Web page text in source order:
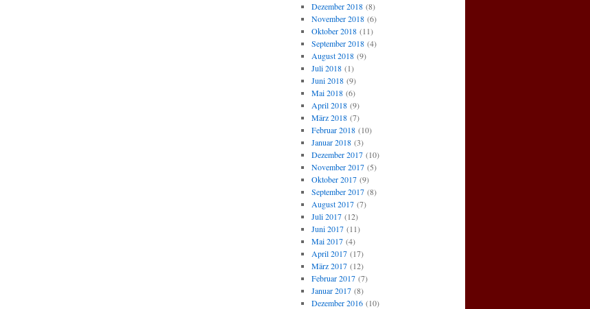
Dezember 2018(8)
November 2018(6)
Oktober 2018(11)
September 2018(4)
August 2018(9)
Juli 2018(1)
Juni 2018(9)
Mai 2018(6)
April 2018(9)
März 2018(7)
Februar 2018(10)
Januar 2018(3)
Dezember 2017(10)
November 2017(5)
Oktober 2017(9)
September 2017(8)
August 2017(7)
Juli 2017(12)
Juni 2017(11)
Mai 2017(4)
April 2017(17)
März 2017(12)
Februar 2017(7)
Januar 2017(8)
Dezember 2016(10)